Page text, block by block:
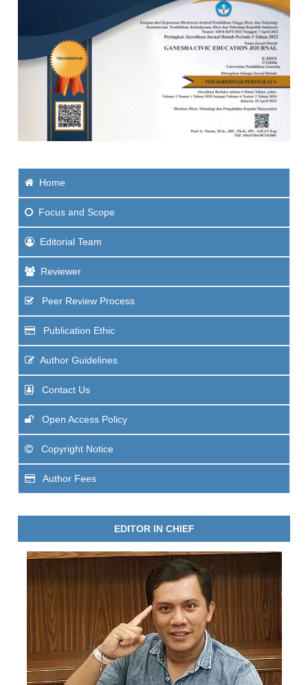
Home
Focus and Scope
Editorial Team
Reviewer
Peer Review Process
Publication Ethic
Author Guidelines
Contact Us
Open Access Policy
Copyright Notice
Author Fees
EDITOR IN CHIEF